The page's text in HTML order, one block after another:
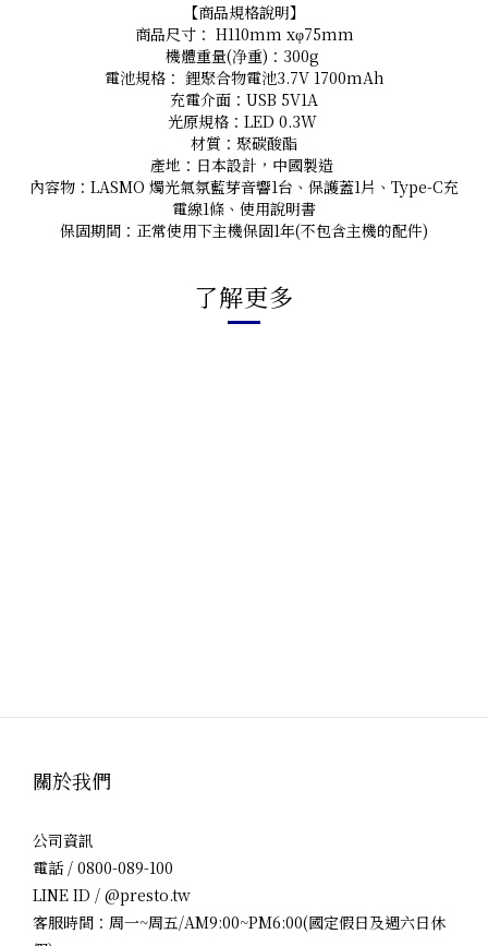
【商品規格說明】
商品尺寸： H110mm xφ75mm
機體重量(净重)：300g
電池規格： 鋰聚合物電池3.7V 1700mAh
充電介面：USB 5V1A
光原規格：LED 0.3W
材質：聚碳酸酯
產地：日本設計，中國製造
內容物：LASMO 燭光氣氛藍芽音響1台、保護蓋1片、Type-C充
電線1條、使用說明書
保固期間：正常使用下主機保固1年(不包含主機的配件)
了解更多
關於我們
公司資訊
電話 / 0800-089-100
LINE ID / @presto.tw
客服時間：周一~周五/AM9:00~PM6:00(國定假日及週六日休